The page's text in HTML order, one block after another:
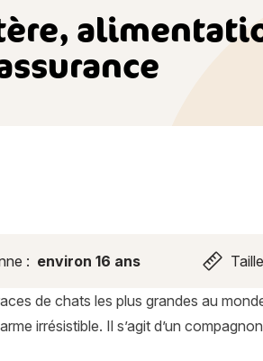
alimentation, entretien, santé et
: environ 16 ans
de chats les plus grandes au
irrésistible. Il s’agit d’un